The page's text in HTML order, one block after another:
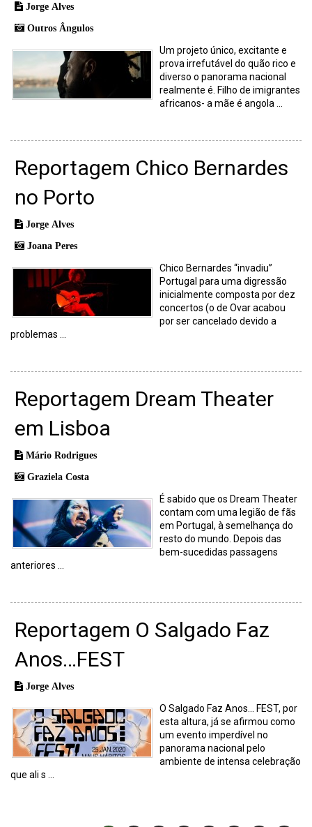
Jorge Alves
Outros Ângulos
Um projeto único, excitante e
prova irrefutável do quão rico e
diverso o panorama nacional
realmente é. Filho de imigrantes
africanos- a mãe é angola ...
Reportagem Chico Bernardes
no Porto
Jorge Alves
Joana Peres
Chico Bernardes “invadiu”
Portugal para uma digressão
inicialmente composta por dez
concertos (o de Ovar acabou
por ser cancelado devido a
problemas ...
Reportagem Dream Theater
em Lisboa
Mário Rodrigues
Graziela Costa
É sabido que os Dream Theater
contam com uma legião de fãs
em Portugal, à semelhança do
resto do mundo. Depois das
bem-sucedidas passagens
anteriores ...
Reportagem O Salgado Faz
Anos…FEST
Jorge Alves
O Salgado Faz Anos… FEST, por
esta altura, já se afirmou como
um evento imperdível no
panorama nacional pelo
ambiente de intensa celebração
que ali s ...